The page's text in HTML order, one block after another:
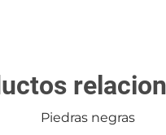
Piedras negras